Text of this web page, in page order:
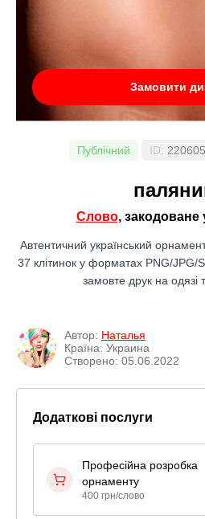
Замовити
Публічний ID:
Слово, закодоване
Автентичний український
37 клітинок у форматах PNG/JPG/
замовте друк на одязі
Автор: Наталья
Країна: Украина
Створено: 05.06.2022
Додаткові послуги
Професійна розробка
орнаменту
400 грн/слово